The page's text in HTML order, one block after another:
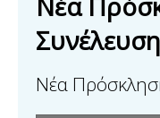
Νέα